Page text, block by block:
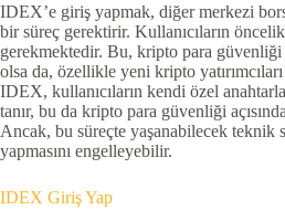
IDEX’e giriş yapmak, diğer merkezi
bir süreç gerektirir. Kullanıcıların
gerekmektedir. Bu, kripto para güvenliği
olsa da, özellikle yeni kripto
IDEX, kullanıcıların kendi özel
tanır, bu da kripto para güvenliği
Ancak, bu süreçte yaşanabilecek teknik
yapmasını engelleyebilir.
IDEX Giriş Yap